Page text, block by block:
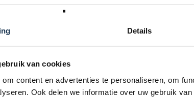
Details
van cookies
content en advertenties te personaliseren, om
Ook delen we informatie over uw gebruik
categorie(ën)